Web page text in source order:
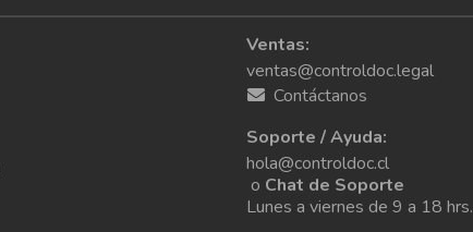
Ventas:
ventas@controldoc.legal
Contáctanos
Soporte / Ayuda:
hola@controldoc.cl
o Chat de Soporte
Lunes a viernes de 9 a 18 hrs.